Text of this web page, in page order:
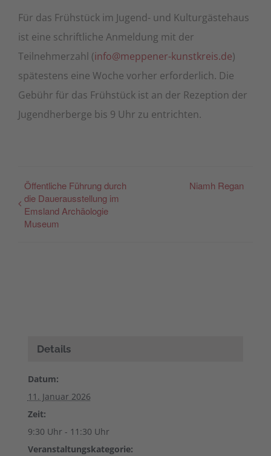
Für das Frühstück im Jugend- und Kulturgästehaus
ist eine schriftliche Anmeldung mit der
Teilnehmerzahl (info@meppener-kunstkreis.de)
spätestens eine Woche vorher erforderlich. Die
Gebühr für das Frühstück ist an der Rezeption der
Jugendherberge bis 9 Uhr zu entrichten.
Öffentliche Führung durch
die Dauerausstellung im
Emsland Archäologie
Museum
Niamh Regan
Details
Datum:
11. Januar 2026
Zeit:
9:30 Uhr - 11:30 Uhr
Veranstaltungskategorie: